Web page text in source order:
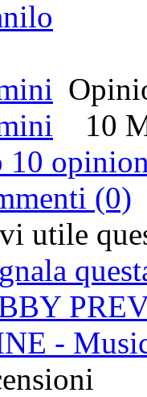
10
10
(0)
utile
-